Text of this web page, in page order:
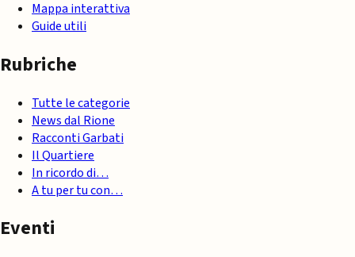
Mappa interattiva
Guide utili
Rubriche
Tutte le categorie
News dal Rione
Racconti Garbati
Il Quartiere
In ricordo di…
A tu per tu con…
Eventi